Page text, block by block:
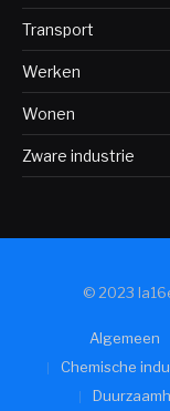
Transport
Werken
Wonen
Zware industrie
© 2023
Algemeen
Chemische